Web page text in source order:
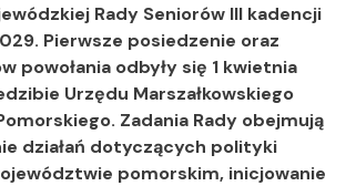
Rady Seniorów III kadencji
Pierwsze posiedzenie oraz
powołania odbyły się 1 kwietnia
Urzędu Marszałkowskiego
Zadania Rady obejmują
działań dotyczących polityki
pomorskim, inicjowanie